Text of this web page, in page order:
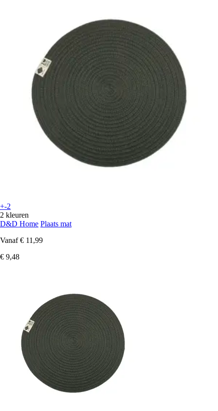
+-2
2 kleuren
D&D Home Plaats mat
Vanaf € 11,99
€ 9,48